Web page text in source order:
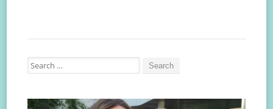
Search
for: